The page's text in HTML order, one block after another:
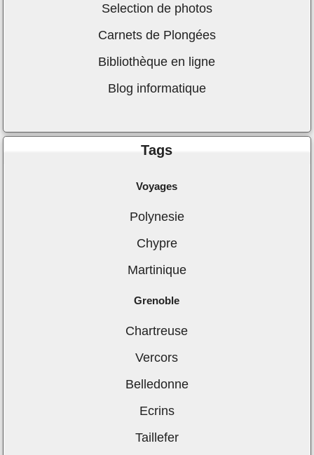
Selection de photos
Carnets de Plongées
Bibliothèque en ligne
Blog informatique
Tags
Voyages
Polynesie
Chypre
Martinique
Grenoble
Chartreuse
Vercors
Belledonne
Ecrins
Taillefer